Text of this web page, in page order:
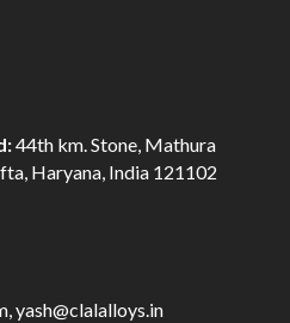
44th km. Stone, Mathura
Haryana, India 121102
,yash@clalalloys.in